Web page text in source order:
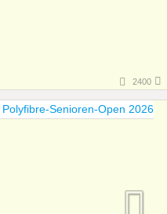
2400